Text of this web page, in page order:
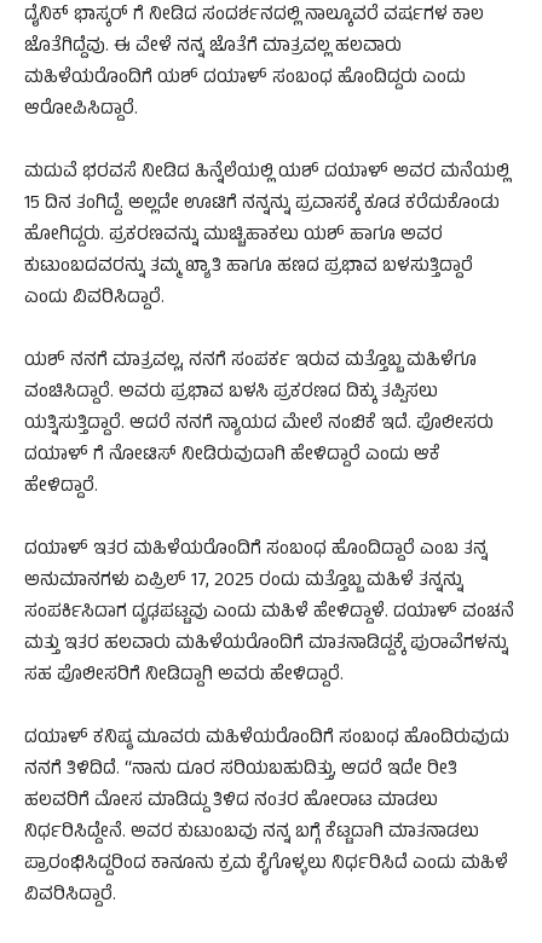
ದೈನಿಕ್ ಭಾಸ್ಕರ್ ಗೆ ನೀಡಿದ ಸಂದರ್ಶನದಲ್ಲಿ ನಾಲ್ಕೂವರೆ ವರ್ಷಗಳ ಕಾಲ
ಜೊತೆಗಿದ್ದೆವು. ಈ ವೇಳೆ ನನ್ನ ಜೊತೆಗೆ ಮಾತ್ರವಲ್ಲ ಹಲವಾರು
ಮಹಿಳೆಯರೊಂದಿಗೆ ಯಶ್ ದಯಾಳ್ ಸಂಬಂಧ ಹೊಂದಿದ್ದರು ಎಂದು
ಆರೋಪಿಸಿದ್ದಾರೆ.
ಮದುವೆ ಭರವಸೆ ನೀಡಿದ ಹಿನ್ನೆಲೆಯಲ್ಲಿ ಯಶ್ ದಯಾಳ್ ಅವರ ಮನೆಯಲ್ಲಿ
15 ದಿನ ತಂಗಿದ್ದೆ. ಅಲ್ಲದೇ ಊಟಿಗೆ ನನ್ನನ್ನು ಪ್ರವಾಸಕ್ಕೆ ಕೂಡ ಕರೆದುಕೊಂಡು
ಹೋಗಿದ್ದರು. ಪ್ರಕರಣವನ್ನು ಮುಚ್ಚಿಹಾಕಲು ಯಶ್ ಹಾಗೂ ಅವರ
ಕುಟುಂಬದವರನ್ನು ತಮ್ಮ ಖ್ಯಾತಿ ಹಾಗೂ ಹಣದ ಪ್ರಭಾವ ಬಳಸುತ್ತಿದ್ದಾರೆ
ಎಂದು ವಿವರಿಸಿದ್ದಾರೆ.
ಯಶ್ ನನಗೆ ಮಾತ್ರವಲ್ಲ, ನನಗೆ ಸಂಪರ್ಕ ಇರುವ ಮತ್ತೊಬ್ಬ ಮಹಿಳೆಗೂ
ವಂಚಿಸಿದ್ದಾರೆ. ಅವರು ಪ್ರಭಾವ ಬಳಸಿ ಪ್ರಕರಣದ ದಿಕ್ಕು ತಪ್ಪಿಸಲು
ಯತ್ನಿಸುತ್ತಿದ್ದಾರೆ. ಆದರೆ ನನಗೆ ನ್ಯಾಯದ ಮೇಲೆ ನಂಬಿಕೆ ಇದೆ. ಪೊಲೀಸರು
ದಯಾಳ್ ಗೆ ನೋಟಿಸ್ ನೀಡಿರುವುದಾಗಿ ಹೇಳಿದ್ದಾರೆ ಎಂದು ಆಕೆ
ಹೇಳಿದ್ದಾರೆ.
ದಯಾಳ್ ಇತರ ಮಹಿಳೆಯರೊಂದಿಗೆ ಸಂಬಂಧ ಹೊಂದಿದ್ದಾರೆ ಎಂಬ ತನ್ನ
ಅನುಮಾನಗಳು ಏಪ್ರಿಲ್ 17, 2025 ರಂದು ಮತ್ತೊಬ್ಬ ಮಹಿಳೆ ತನ್ನನ್ನು
ಸಂಪರ್ಕಿಸಿದಾಗ ದೃಢಪಟ್ಟವು ಎಂದು ಮಹಿಳೆ ಹೇಳಿದ್ದಾಳೆ. ದಯಾಳ್ ವಂಚನೆ
ಮತ್ತು ಇತರ ಹಲವಾರು ಮಹಿಳೆಯರೊಂದಿಗೆ ಮಾತನಾಡಿದ್ದಕ್ಕೆ ಪುರಾವೆಗಳನ್ನು
ಸಹ ಪೊಲೀಸರಿಗೆ ನೀಡಿದ್ದಾಗಿ ಅವರು ಹೇಳಿದ್ದಾರೆ.
ದಯಾಳ್ ಕನಿಷ್ಠ ಮೂವರು ಮಹಿಳೆಯರೊಂದಿಗೆ ಸಂಬಂಧ ಹೊಂದಿರುವುದು
ನನಗೆ ತಿಳಿದಿದೆ. “ನಾನು ದೂರ ಸರಿಯಬಹುದಿತ್ತು, ಆದರೆ ಇದೇ ರೀತಿ
ಹಲವರಿಗೆ ಮೋಸ ಮಾಡಿದ್ದು ತಿಳಿದ ನಂತರ ಹೋರಾಟ ಮಾಡಲು
ನಿರ್ಧರಿಸಿದ್ದೇನೆ. ಅವರ ಕುಟುಂಬವು ನನ್ನ ಬಗ್ಗೆ ಕೆಟ್ಟದಾಗಿ ಮಾತನಾಡಲು
ಪ್ರಾರಂಭಿಸಿದ್ದರಿಂದ ಕಾನೂನು ಕ್ರಮ ಕೈಗೊಳ್ಳಲು ನಿರ್ಧರಿಸಿದೆ ಎಂದು ಮಹಿಳೆ
ವಿವರಿಸಿದ್ದಾರೆ.